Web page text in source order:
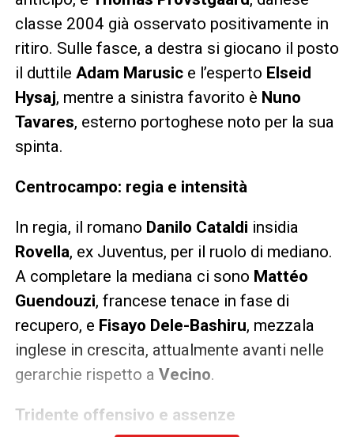
classe 2004 già osservato positivamente in
ritiro. Sulle fasce, a destra si giocano il posto
il duttile Adam Marusice l’esperto Elseid
Hysaj, mentre a sinistra favorito è Nuno
Tavares, esterno portoghese noto per la sua
spinta.
Centrocampo: regia e intensità
In regia, il romano Danilo Cataldi insidia
Rovella, ex Juventus, per il ruolo di mediano.
A completare la mediana ci sono Mattéo
Guendouzi, francese tenace in fase di
recupero, e Fisayo Dele-Bashiru, mezzala
inglese in crescita, attualmente avanti nelle
gerarchie rispetto a Vecino.
Tridente offensivo e assenze